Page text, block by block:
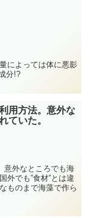
によっては体に悪影
分!?
用方法。意外な
ていた。
意外なところでも海
外でも”食材”とは違
ものまで海藻で作ら